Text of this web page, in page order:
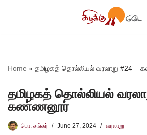
Home » தமிழகத் தொல்லியல் வரலாறு #24
தமிழகத் தொல்லியல்
கண்ணனூர்
பொ. சங்கர் June 27, 2024 வரலாறு